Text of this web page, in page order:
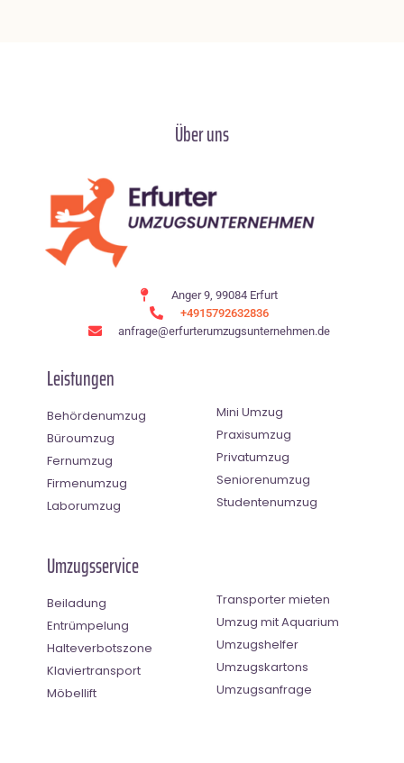
Über uns
Anger 9, 99084 Erfurt
+4915792632836
anfrage@erfurterumzugsunternehmen.de
Leistungen
Behördenumzug
Büroumzug
Fernumzug
Firmenumzug
Laborumzug
Mini Umzug
Praxisumzug
Privatumzug
Seniorenumzug
Studentenumzug
Umzugsservice
Beiladung
Entrümpelung
Halteverbotszone
Klaviertransport
Möbellift
Transporter mieten
Umzug mit Aquarium
Umzugshelfer
Umzugskartons
Umzugsanfrage